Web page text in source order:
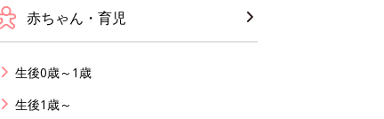
赤ちゃん・育児
生後0歳～1歳
生後1歳～